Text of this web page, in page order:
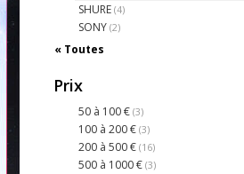
SHURE (4)
SONY (2)
« Toutes
Prix
50 à 100 € (3)
100 à 200 € (3)
200 à 500 € (16)
500 à 1000 € (3)